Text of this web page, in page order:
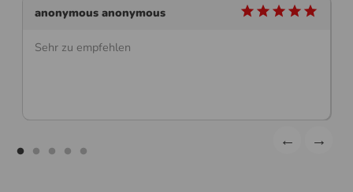
anonymous anonymous star star star star star
Sehr zu empfehlen